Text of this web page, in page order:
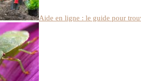
Aide en ligne : le guide pour